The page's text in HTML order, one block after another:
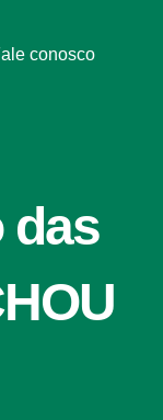
conosco
das